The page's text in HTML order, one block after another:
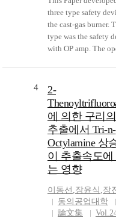
maintenance
system needs a
decision support
needs to work
Typically, when a
downtime is spent
the machine that
failure, the greatest
downtime is spent
the source of the
Therefore, the
in-process
machine
fault is one of the
important research
increasing machine
three type safety
the cast-gas burner.
type was the safety
with OP amp. The
manufactured with
The fire safety
examined through
experiments. In case
fire safety device a
consuming rate of
high and a supply
power takes a jump
development
safety devices for a
or small gas burner.
4
2-
에 의한 구리
추출에서 Tri-n-
Octylamine 상
이 추출속도에
는 영향
이동선 ,장윤식 ,장
동의공업대학
論文集